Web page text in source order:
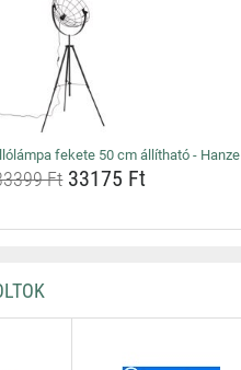
fekete 50 cm állítható - Hanze
Ft33175 Ft